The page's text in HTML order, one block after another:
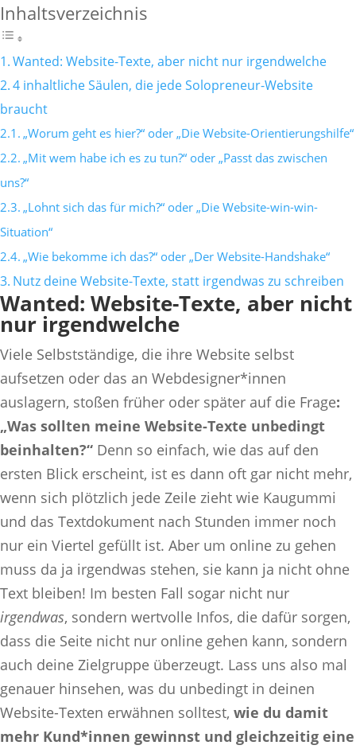
Inhaltsverzeichnis
Wanted: Website-Texte, aber nicht nur irgendwelche
4 inhaltliche Säulen, die jede Solopreneur-Website
braucht
„Worum geht es hier?“ oder „Die Website-Orientierungshilfe“
„Mit wem habe ich es zu tun?“ oder „Passt das zwischen
uns?“
„Lohnt sich das für mich?“ oder „Die Website-win-win-
Situation“
„Wie bekomme ich das?“ oder „Der Website-Handshake“
Nutz deine Website-Texte, statt irgendwas zu schreiben
Wanted: Website-Texte, aber nicht
nur irgendwelche
Viele Selbstständige, die ihre Website selbst
aufsetzen oder das an Webdesigner*innen
auslagern, stoßen früher oder später auf die Frage:
„Was sollten meine Website-Texte unbedingt
beinhalten?“ Denn so einfach, wie das auf den
ersten Blick erscheint, ist es dann oft gar nicht mehr,
wenn sich plötzlich jede Zeile zieht wie Kaugummi
und das Textdokument nach Stunden immer noch
nur ein Viertel gefüllt ist. Aber um online zu gehen
muss da ja irgendwas stehen, sie kann ja nicht ohne
Text bleiben! Im besten Fall sogar nicht nur
irgendwas, sondern wertvolle Infos, die dafür sorgen,
dass die Seite nicht nur online gehen kann, sondern
auch deine Zielgruppe überzeugt. Lass uns also mal
genauer hinsehen, was du unbedingt in deinen
Website-Texten erwähnen solltest, wie du damit
mehr Kund*innen gewinnst und gleichzeitig eine